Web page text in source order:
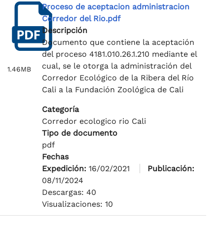
1.46MB
Proceso de aceptacion administracion
Corredor del Rio.pdf
Descripción
Documento que contiene la aceptación
del proceso 4181.010.26.1.210 mediante el
cual, se le otorga la administración del
Corredor Ecológico de la Ribera del Río
Cali a la Fundación Zoológica de Cali
Categoría
Corredor ecologico rio Cali
Tipo de documento
pdf
Fechas
Expedición: 16/02/2021
Publicación:
08/11/2024
Descargas: 40
Visualizaciones: 10